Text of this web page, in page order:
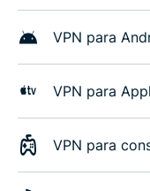
VPN para
VPN para
VPN para